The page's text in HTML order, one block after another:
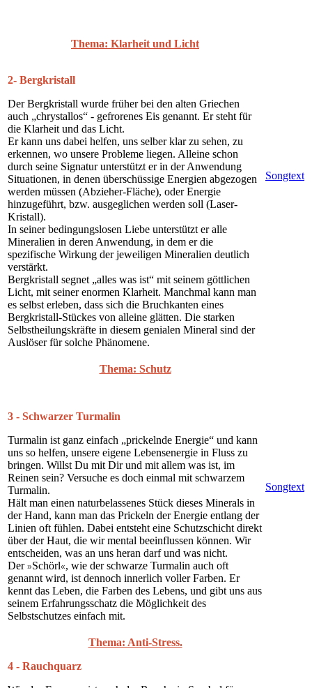
Thema: Klarheit und Licht
2- Bergkristall
Der Bergkristall wurde früher bei den alten Griechen
auch „chrystallos“ - gefrorenes Eis genannt. Er steht für
die Klarheit und das Licht.
Er kann uns dabei helfen, uns selber klar zu sehen, zu
erkennen, wo unsere Probleme liegen. Alleine schon
durch seine Signatur unterstützt er in der Anwendung
Situationen, in denen überschüssige Energien abgezogen
werden müssen (Abzieher-Fläche), oder Energie
hinzugeführt, bzw. ausgeglichen werden soll (Laser-
Kristall).
In seiner bedingungslosen Liebe unterstützt er alle
Mineralien in deren Anwendung, in dem er die
spezifische Wirkung der jeweiligen Mineralien deutlich
verstärkt.
Bergkristall segnet „alles was ist“ mit seinem göttlichen
Licht, mit seiner enormen Klarheit. Manchmal kann man
es selbst erleben, dass sich die Bruchkanten eines
Bergkristall-Stückes von alleine glätten. Die starken
Selbstheilungskräfte in diesem genialen Mineral sind der
Auslöser für solche Phänomene.
Songtext
Thema: Schutz
3 - Schwarzer Turmalin
Turmalin ist ganz einfach „prickelnde Energie“ und kann
uns so helfen, unsere eigene Lebensenergie in Fluss zu
bringen. Willst Du mit Dir und mit allem was ist, im
Reinen sein? Versuche es doch einmal mit schwarzem
Turmalin.
Hält man einen naturbelassenes Stück dieses Minerals in
der Hand, kann man das Prickeln der Energie entlang der
Linien oft fühlen. Dabei entsteht eine Schutzschicht direkt
über der Haut, die wir mental beeinflussen können. Wir
entscheiden, was an uns heran darf und was nicht.
Der »Schörl«, wie der schwarze Turmalin auch oft
genannt wird, ist dennoch innerlich voller Farben. Er
kennt das Leben, die Farben des Lebens, und gibt uns aus
seinem Erfahrungsschatz die Möglichkeit des
Selbstschutzes einfach mit.
Songtext
Thema: Anti-Stress.
4 - Rauchquarz